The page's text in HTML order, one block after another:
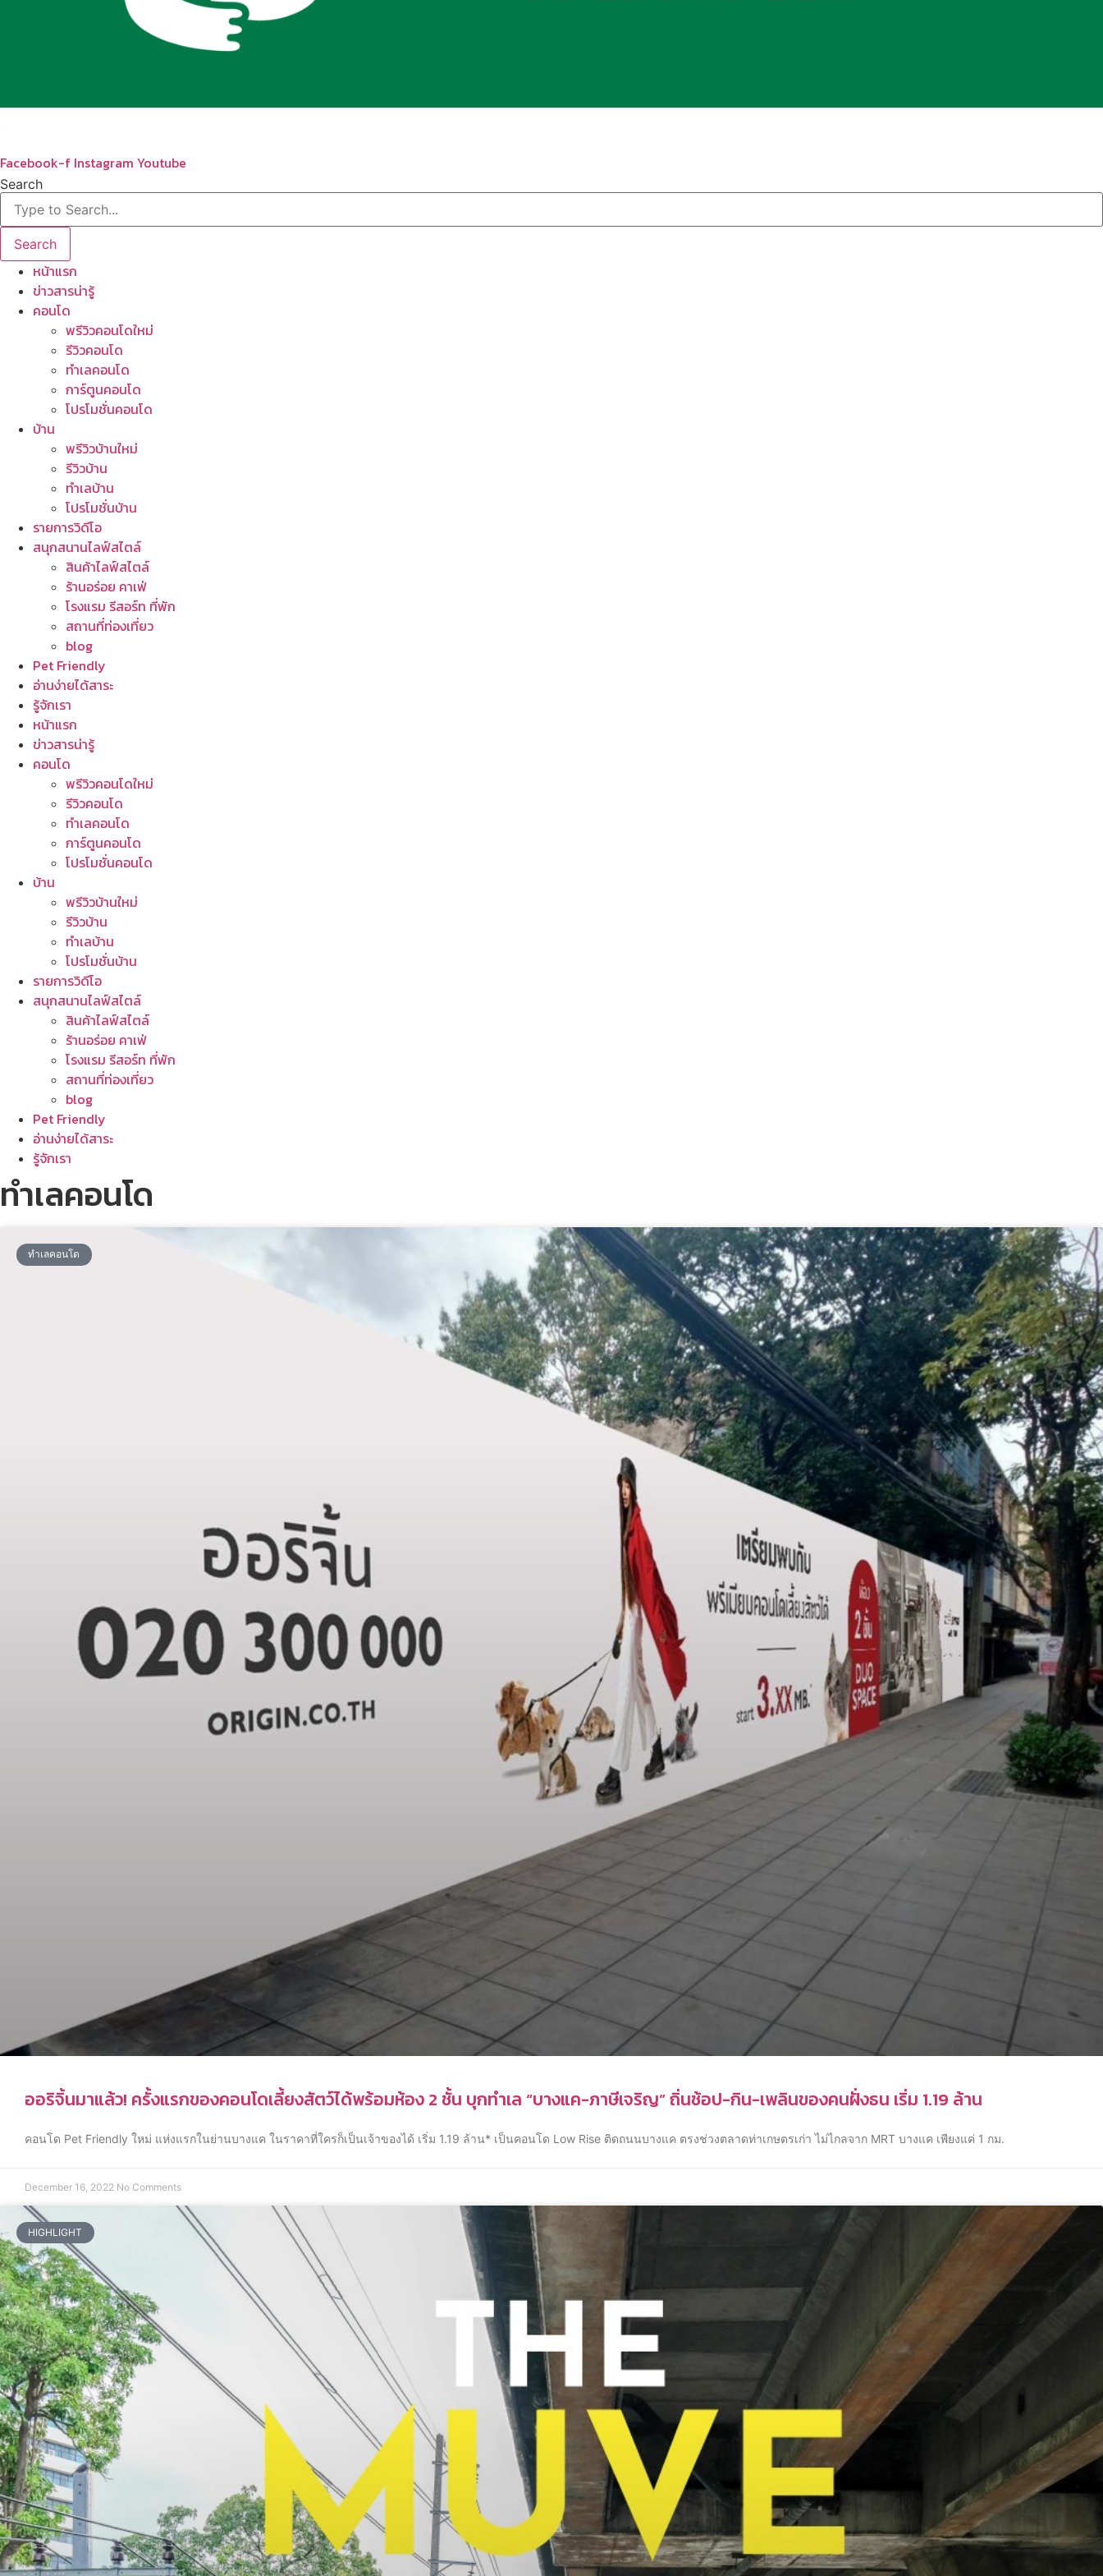
Facebook-f Instagram Youtube
Search
Search
หน้าแรก
ข่าวสารน่ารู้
คอนโด
พรีวิวคอนโดใหม่
รีวิวคอนโด
ทำเลคอนโด
การ์ตูนคอนโด
โปรโมชั่นคอนโด
บ้าน
พรีวิวบ้านใหม่
รีวิวบ้าน
ทำเลบ้าน
โปรโมชั่นบ้าน
รายการวิดีโอ
สนุกสนานไลฟ์สไตล์
สินค้าไลฟ์สไตล์
ร้านอร่อย คาเฟ่
โรงแรม รีสอร์ท ที่พัก
สถานที่ท่องเที่ยว
blog
Pet Friendly
อ่านง่ายได้สาระ
รู้จักเรา
หน้าแรก
ข่าวสารน่ารู้
คอนโด
พรีวิวคอนโดใหม่
รีวิวคอนโด
ทำเลคอนโด
การ์ตูนคอนโด
โปรโมชั่นคอนโด
บ้าน
พรีวิวบ้านใหม่
รีวิวบ้าน
ทำเลบ้าน
โปรโมชั่นบ้าน
รายการวิดีโอ
สนุกสนานไลฟ์สไตล์
สินค้าไลฟ์สไตล์
ร้านอร่อย คาเฟ่
โรงแรม รีสอร์ท ที่พัก
สถานที่ท่องเที่ยว
blog
Pet Friendly
อ่านง่ายได้สาระ
รู้จักเรา
ทำเลคอนโด
ทำเลคอนโด
ออริจิ้นมาแล้ว! ครั้งแรกของคอนโดเลี้ยงสัตว์ได้พร้อมห้อง 2 ชั้น บุกทำเล “บางแค-ภาษีเจริญ” ถิ่นช้อป-กิน-เพลินของคนฝั่งธน เริ่ม 1.19 ล้าน
คอนโด Pet Friendly ใหม่ แห่งแรกในย่านบางแค ในราคาที่ใครก็เป็นเจ้าของได้ เริ่ม 1.19 ล้าน* เป็นคอนโด Low Rise ติดถนนบางแค ตรงช่วงตลาดท่าเกษตรเก่า ไม่ไกลจาก MRT บางแค เพียงแค่ 1 กม.
December 16, 2022 No Comments
HIGHLIGHT